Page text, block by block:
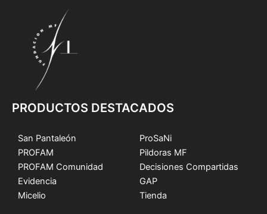
PRODUCTOS DESTACADOS
San Pantaleón
PROFAM
PROFAM Comunidad
Evidencia
Micelio
ProSaNi
Pildoras MF
Decisiones Compartidas
GAP
Tienda